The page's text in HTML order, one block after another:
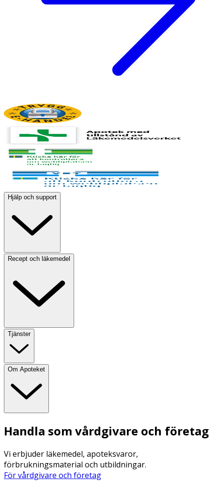
Hjälp och support
Recept och läkemedel
Tjänster
Om Apoteket
Handla som vårdgivare och företag
Vi erbjuder läkemedel, apoteksvaror,
förbrukningsmaterial och utbildningar.
För vårdgivare och företag